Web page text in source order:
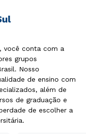
você conta com a
grupos
Nosso
de ensino com
além de
de graduação e
de escolher a